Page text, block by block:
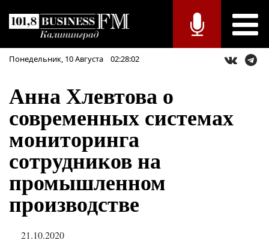
Понедельник, 10Августа 02:28:02
Анна Хлевтова о
современных системах
мониторинга
сотрудников на
промышленном
производстве
21.10.2020